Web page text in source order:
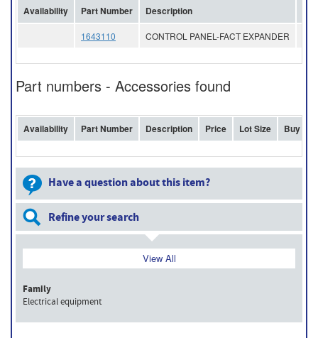
Availability Part Number Description
1643110 CONTROL PANEL-FACT EXPANDER
Part numbers - Accessories found
Availability Part Number Description Price Lot Size Buy
Have a question about this item?
Refine your search
View All
Family
Electrical equipment